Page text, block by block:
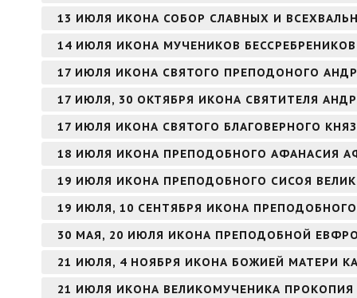
13 ИЮЛЯ ИКОНА СОБОР СЛАВНЫХ И
14 ИЮЛЯ ИКОНА МУЧЕНИКОВ
17 ИЮЛЯ ИКОНА СВЯТОГО ПРЕПОДОНОГО
17 ИЮЛЯ, 30 ОКТЯБРЯ ИКОНА СВЯТИТЕЛЯ
17 ИЮЛЯ ИКОНА СВЯТОГО БЛАГОВЕРНОГО
18 ИЮЛЯ ИКОНА ПРЕПОДОБНОГО АФАНАСИЯ
19 ИЮЛЯ ИКОНА ПРЕПОДОБНОГО СИСОЯ
19 ИЮЛЯ, 10 СЕНТЯБРЯ ИКОНА
30 МАЯ, 20 ИЮЛЯ ИКОНА ПРЕПОДОБНОЙ
21 ИЮЛЯ, 4 НОЯБРЯ ИКОНА БОЖИЕЙ МАТЕРИ
21 ИЮЛЯ ИКОНА ВЕЛИКОМУЧЕНИКА ПРОКОПИЯ